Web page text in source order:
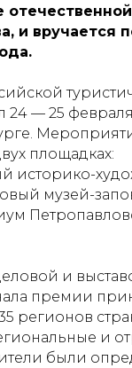
и вручается
— 25 февраля
площадках:
историко-
музей-
и
премии
регионов
и
были